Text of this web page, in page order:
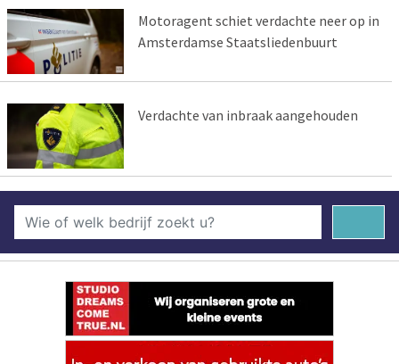
Motoragent schiet verdachte neer op in
Amsterdamse Staatsliedenbuurt
Verdachte van inbraak aangehouden